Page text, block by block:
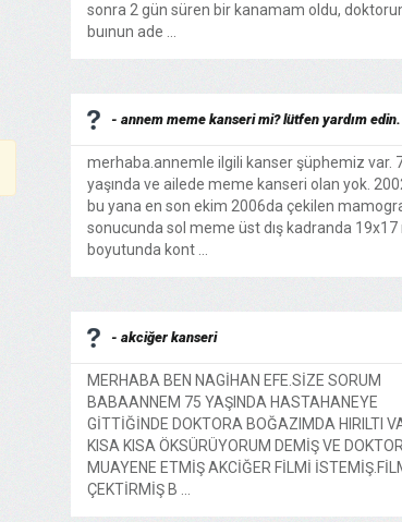
sonra 2 gün süren bir kanamam oldu,
buınun ade ...
- annem meme kanseri mi? lütfen yardım edin.
merhaba.annemle ilgili kanser şüphemiz var.
yaşında ve ailede meme kanseri olan yok.
bu yana en son ekim 2006da çekilen
sonucunda sol meme üst dış kadranda 19x17
boyutunda kont ...
- akciğer kanseri
MERHABA BEN NAGİHAN EFE.SİZE SORUM
BABAANNEM 75 YAŞINDA HASTAHANEYE
GİTTİĞİNDE DOKTORA BOĞAZIMDA HIRILTI
KISA KISA ÖKSÜRÜYORUM DEMİŞ VE DOKTOR
MUAYENE ETMİŞ AKCİĞER FİLMİ
ÇEKTİRMİŞ B ...